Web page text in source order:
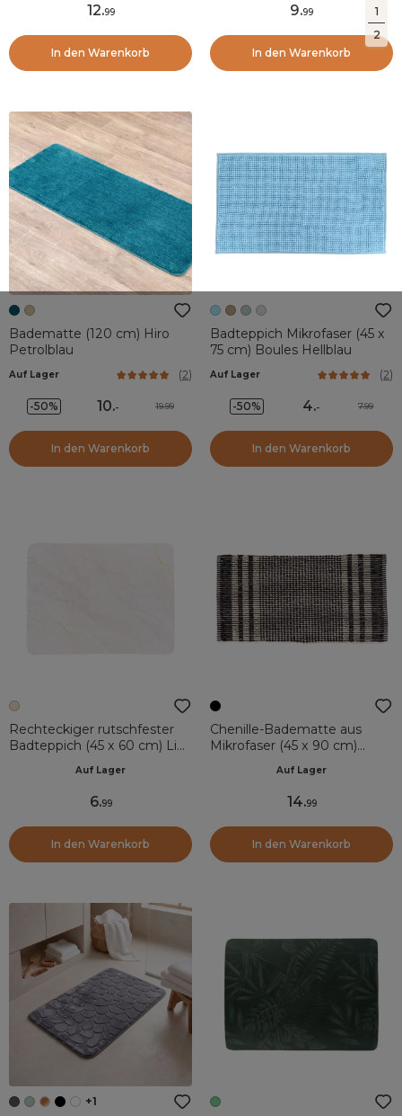
1
2
12.99
In den Warenkorb
9.99
In den Warenkorb
Badematte (120 cm) Hiro
Petrolblau
Auf Lager (2)
-50% 10.- 19.99
In den Warenkorb
Badteppich Mikrofaser (45 x
75 cm) Boules Hellblau
Auf Lager (2)
-50% 4.- 7.99
In den Warenkorb
Rechteckiger rutschfester
Badteppich (45 x 60 cm) Lina
Auf Lager
6.99
In den Warenkorb
Chenille-Badematte aus
Mikrofaser (45 x 90 cm)
Auf Lager
14.99
In den Warenkorb
+1